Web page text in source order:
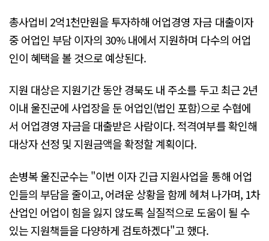
총사업비 2억1천만원을 투자하해 어업경영 자금 대출이자
중 어업인 부담 이자의 30% 내에서 지원하며 다수의 어업
인이 혜택을 볼 것으로 예상된다.
지원 대상은 지원기간 동안 경북도 내 주소를 두고 최근 2년
이내 울진군에 사업장을 둔 어업인(법인 포함)으로 수협에
서 어업경영 자금을 대출받은 사람이다. 적격여부를 확인해
대상자 선정 및 지원금액을 확정할 계획이다.
손병복 울진군수는 "이번 이자 긴급 지원사업을 통해 어업
인들의 부담을 줄이고, 어려운 상황을 함께 헤쳐 나가며, 1차
산업인 어업이 힘을 잃지 않도록 실질적으로 도움이 될 수
있는 지원책들을 다양하게 검토하겠다"고 했다.